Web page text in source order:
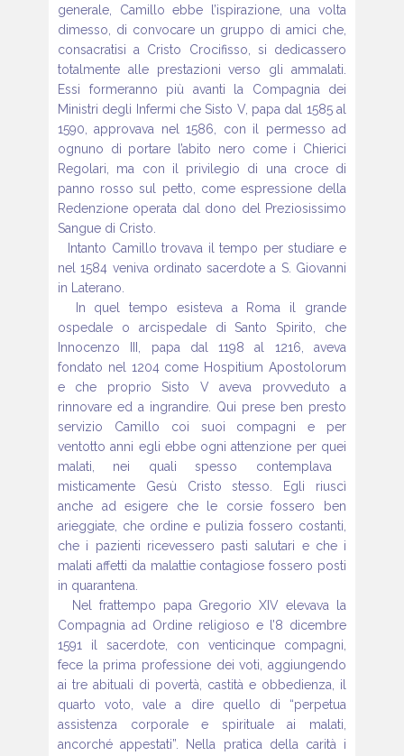
generale, Camillo ebbe l’ispirazione,
una volta
dimesso, di convocare un gruppo di amici che,
consacratisi a Cristo Crocifisso, si dedicassero
totalmente alle prestazioni verso gli ammalati.
Essi formeranno più avanti la Compagnia dei
Ministri degli Infermi che Sisto V, papa dal 1585 al
1590, approvava nel 1586,
con il permesso ad
ognuno di portare l’abito nero come i Chierici
Regolari,
ma con il privilegio di una croce di
panno rosso sul petto, come espressionedella
Redenzione operata dal dono del Preziosissimo
Sangue di Cristo.
Intanto Camillo trovava il tempo per studiare e
nel 1584 veniva ordinato sacerdote a S. Giovanni
in Laterano.
In quel tempo esisteva a Roma il grande
ospedale o arcispedale di Santo Spirito, che
Innocenzo III, papa dal 1198 al 1216, aveva
fondato nel
1204 come Hospitium Apostolorum
e che proprio Sisto V aveva provveduto a
rinnovare ed a ingrandire. Qui prese ben presto
servizio Camillo coi suoi compagni e per
ventotto anni egli ebbe ogni attenzione per quei
malati, nei quali spesso contemplava
misticamente Gesù Cristo stesso.
Egli riuscì
anche ad esigere che le corsie fossero ben
arieggiate, che ordine e pulizia fossero costanti,
che i pazienti ricevessero pasti salutari eche i
malati affetti da malattie contagiose fossero posti
in quarantena.
Nel frattempo papa Gregorio XIV elevava la
Compagnia ad Ordine religioso e l’8 dicembre
1591 il sacerdote, con venticinque compagni,
fece la prima professione dei voti, aggiungendo
ai tre abituali di povertà, castità e obbedienza, il
quarto voto, vale a dire quello di “perpetua
assistenza corporale e spirituale ai malati,
ancorché appestati”. Nella pratica della carità i